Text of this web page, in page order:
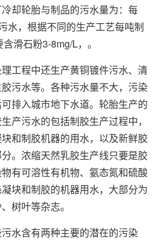
却轮胎与制品的污水量为：每
水，根据不同的生产工艺每吨制
滑石粉3-8mg/L，。
程中还生产黄铜镀件污水、清
污水等。各种污水量不大，污染
排入城市地下水道。轮胎生产的
产污水的包括制胶生产过程中，
和制胶机器的用水，以及新鲜胶
。浓缩天然乳胶生产线只要是胶
有可溶性有机物、氨态氮和硫酸
块和制胶的机器用水，大部分为
树叶等杂志。
含有两种主要的潜在的污染